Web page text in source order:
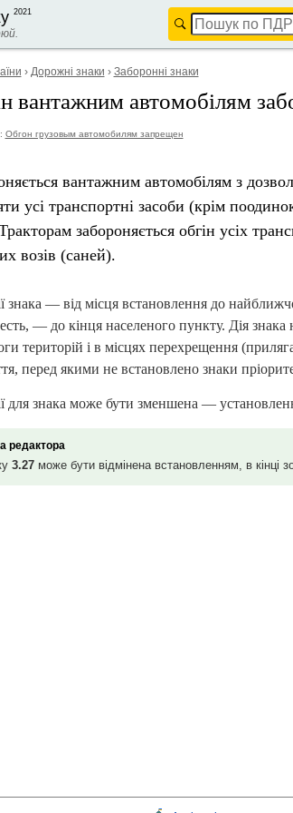
2021
› Дорожні знаки › Заборонні знаки
вантажним автомобілям
Обгон грузовым автомобилям запрещен
вантажним автомобілям з
усі транспортні засоби (крім
забороняється обгін усіх
возів (саней).
знака — від місця встановлення до
— до кінця населеного пункту. Дія знака
територій і в місцях перехрещення
перед якими не встановлено знаки
для знака може бути зменшена —
редактора
3.27може бути відмінена встановленням, в кінці